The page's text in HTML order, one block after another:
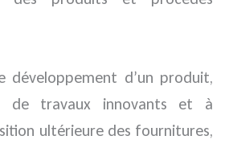
d’un produit,
de travaux innovants et à
ultérieure des fournitures,